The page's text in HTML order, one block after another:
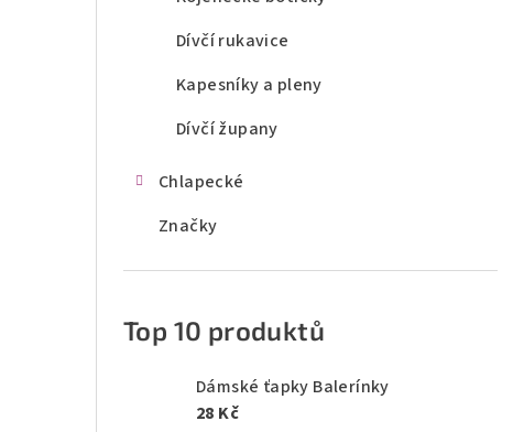
Dívčí rukavice
Kapesníky a pleny
Dívčí župany
Chlapecké
Značky
Top 10 produktů
Dámské ťapky Balerínky
28 Kč